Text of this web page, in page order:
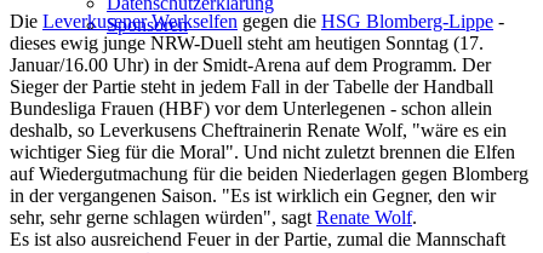
Sponsoren
Die Leverkusener Werkselfen gegen die HSG Blomberg-Lippe -
dieses ewig junge NRW-Duell steht am heutigen Sonntag (17.
Januar/16.00 Uhr) in der Smidt-Arena auf dem Programm. Der
Sieger der Partie steht in jedem Fall in der Tabelle der Handball
Bundesliga Frauen (HBF) vor dem Unterlegenen - schon allein
deshalb, so Leverkusens Cheftrainerin Renate Wolf, "wäre es ein
wichtiger Sieg für die Moral". Und nicht zuletzt brennen die Elfen
auf Wiedergutmachung für die beiden Niederlagen gegen Blomberg
in der vergangenen Saison. "Es ist wirklich ein Gegner, den wir
sehr, sehr gerne schlagen würden", sagt Renate Wolf.
Es ist also ausreichend Feuer in der Partie, zumal die Mannschaft